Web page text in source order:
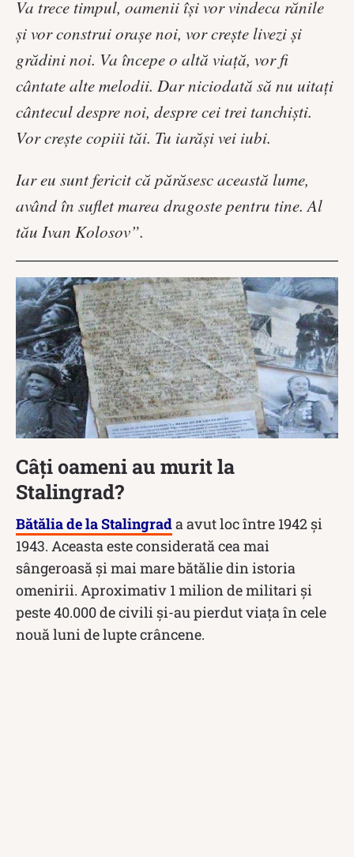
Va trece timpul, oamenii îşi vor vindeca rănile
şi vor construi oraşe noi, vor creşte livezi şi
grădini noi. Va începe o altă viaţă, vor fi
cântate alte melodii. Dar niciodată să nu uitaţi
cântecul despre noi, despre cei trei tanchişti.
Vor creşte copiii tăi. Tu iarăşi vei iubi.
Iar eu sunt fericit că părăsesc această lume,
având în suflet marea dragoste pentru tine. Al
tău Ivan Kolosov”.
Câți oameni au murit la
Stalingrad?
Bătălia de la Stalingrada avut loc între 1942 și
1943. Aceasta este considerată cea mai
sângeroasă și mai mare bătălie din istoria
omenirii. Aproximativ 1 milion de militari și
peste 40.000 de civili și-au pierdut viața în cele
nouă luni de lupte crâncene.